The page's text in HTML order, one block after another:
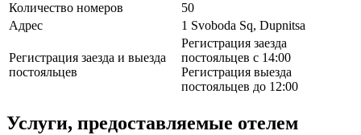
Количество номеров
50
Адрес
1 Svoboda Sq, Dupnitsa
Регистрация заезда и выезда
постояльцев
Регистрация заезда
постояльцев с 14:00
Регистрация выезда
постояльцев до 12:00
Услуги, предоставляемые отелем